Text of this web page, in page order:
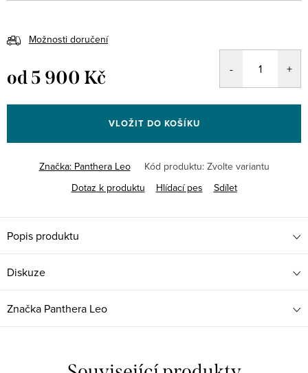
Možnosti doručení
od5 900 Kč
cena:
VLOŽIT DO KOŠÍKU
Značka: Panthera Leo Kód produktu: Zvolte variantu
Dotaz k produktu
Hlídací pes Sdílet
Popis produktu
Diskuze
Značka Panthera Leo